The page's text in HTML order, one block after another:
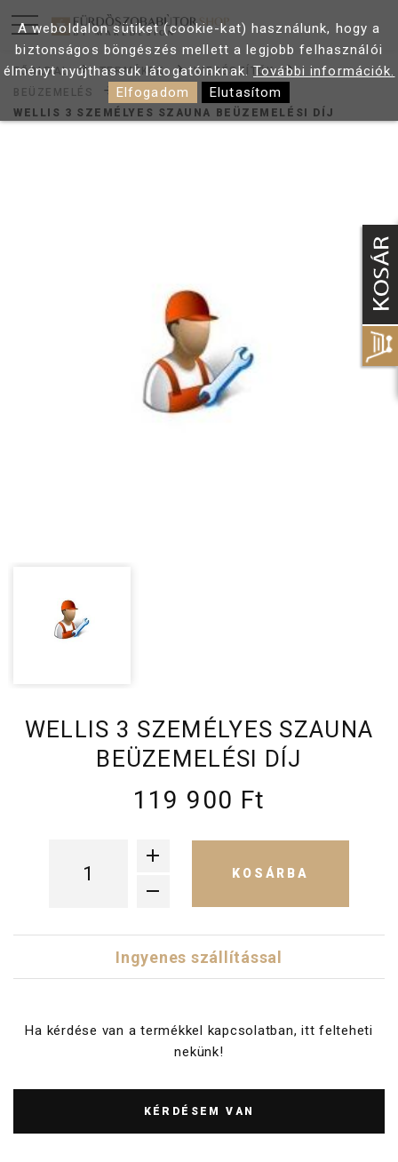
FŐOLDAL TERMÉKEK
KIEGÉSZÍTŐK
BEÜZEMELÉS
WELLIS 3 SZEMÉLYES SZAUNA BEÜZEMELÉSI DÍJ
WELLIS 3 SZEMÉLYES SZAUNA
BEÜZEMELÉSI DÍJ
119 900 Ft
KOSÁRBA
Ingyenes szállítással
Ha kérdése van a termékkel kapcsolatban, itt felteheti
nekünk!
KÉRDÉSEM VAN
A weboldalon sütiket (cookie-kat) használunk, hogy a
biztonságos böngészés mellett a legjobb felhasználói
élményt nyújthassuk látogatóinknak.További információk.
Elfogadom
Elutasítom